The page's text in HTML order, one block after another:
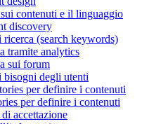
contenuti e il linguaggio
discovery
(search keywords)
tramite analytics
sui forum
bisogni degli utenti
per definire i contenuti
per definire i contenuti
accettazione